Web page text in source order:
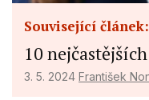
Související článek:
10
3. 5. 2024 František